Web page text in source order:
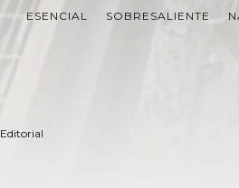
ESENCIAL SOBRESALIENTE
Editorial